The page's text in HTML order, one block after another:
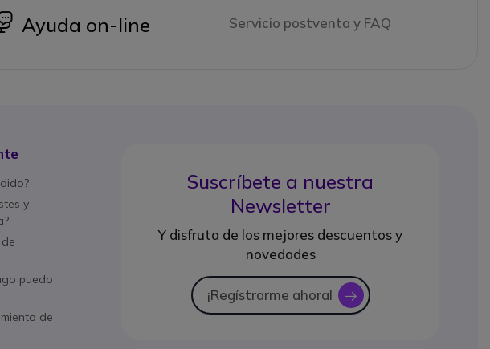
icon
Ayuda on-line Servicio postventa y FAQ
y
puedo
de
Suscríbete a nuestra
Newsletter
Y disfruta de los mejores descuentos y
novedades
¡Regístrarme ahora! icon